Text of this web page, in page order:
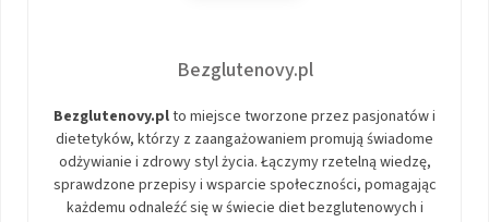
Bezglutenovy.pl
Bezglutenovy.plto miejsce tworzone przez pasjonatów i
dietetyków, którzy z zaangażowaniem promują świadome
odżywianie i zdrowy styl życia. Łączymy rzetelną wiedzę,
sprawdzone przepisy i wsparcie społeczności, pomagając
każdemu odnaleźć się w świecie diet bezglutenowych i